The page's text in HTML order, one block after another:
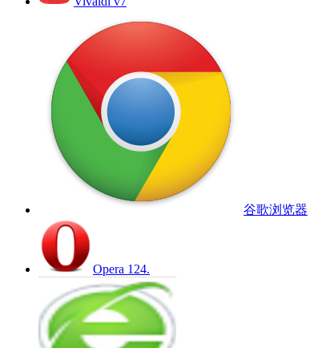
谷歌浏览器
Opera 124.